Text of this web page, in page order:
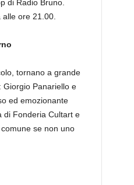
di Radio Bruno.
ore 21.00.
tornano a grande
Giorgio Panariello e
ed emozionante
di Fonderia Cultart e
se non uno